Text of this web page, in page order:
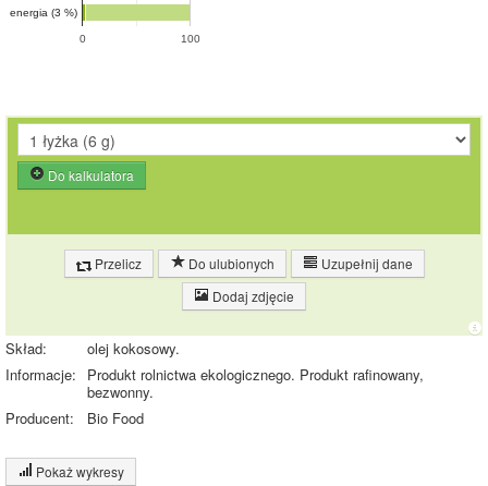
0 100
energia (3 %)
Do kalkulatora
Przelicz Do ulubionych
Uzupełnij dane
Dodaj zdjęcie
Skład:
olej kokosowy.
Informacje:
Produkt rolnictwa ekologicznego. Produkt rafinowany,
bezwonny.
Producent:
Bio Food
Pokaż wykresy